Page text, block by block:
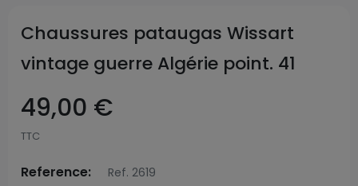
Chaussures pataugas Wissart
vintage guerre Algérie point. 41
49,00 €
TTC
Reference: Ref. 2619